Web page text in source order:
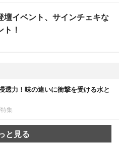
壇イベント、サインチェキな
！
透力！味の違いに衝撃を受ける水と
集
と見る